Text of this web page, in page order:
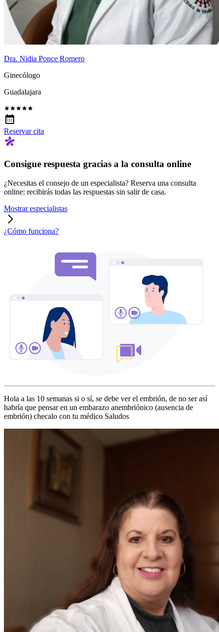
Dra. Nidia Ponce Romero
Ginecólogo
Guadalajara
Reservar cita
Consigue respuesta gracias a la consulta online
¿Necesitas el consejo de un especialista? Reserva una consulta
online: recibirás todas las respuestas sin salir de casa.
Mostrar especialistas
¿Cómo funciona?
Hola a las 10 semanas si o sí, se debe ver el embrión, de no ser así
habría que pensar en un embarazo anembriónico (ausencia de
embrión) checalo con tu médico Saludos